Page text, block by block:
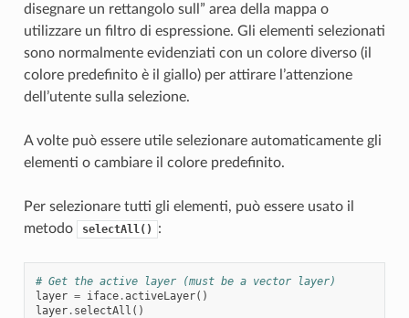
disegnare un rettangolo sull” area della mappa o
utilizzare un filtro di espressione. Gli elementi selezionati
sono normalmente evidenziati con un colore diverso (il
colore predefinito è il giallo) per attirare l’attenzione
dell’utente sulla selezione.
A volte può essere utile selezionare automaticamente gli
elementi o cambiare il colore predefinito.
Per selezionare tutti gli elementi, può essere usato il
metodo
selectAll() :
# Get the active layer (must be a vector layer)
layer = iface.activeLayer()
layer. selectAll ()